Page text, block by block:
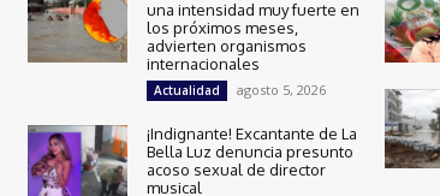
una intensidad muy fuerte en
los próximos meses,
advierten organismos
internacionales
Actualidad agosto 5, 2026
¡Indignante! Excantante de La
Bella Luz denuncia presunto
acoso sexual de director
musical